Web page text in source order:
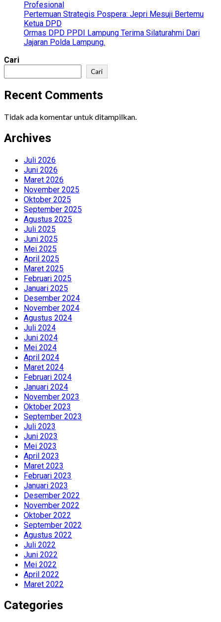
Sebagai
Pejabat
Muara
Enim
Profesional
Pertemuan Strategis Pospera: Jepri Mesuji Bertemu
Ketua DPD
Ormas DPD PPDI Lampung Terima Silaturahmi Dari
Jajaran Polda Lampung.
Cari
Cari
Recent Comments
Tidak ada komentar untuk ditampilkan.
Archives
Juli 2026
Juni 2026
Maret 2026
November 2025
Oktober 2025
September 2025
Agustus 2025
Juli 2025
Juni 2025
Mei 2025
April 2025
Maret 2025
Februari 2025
Januari 2025
Desember 2024
November 2024
Agustus 2024
Juli 2024
Juni 2024
Mei 2024
April 2024
Maret 2024
Februari 2024
Januari 2024
November 2023
Oktober 2023
September 2023
Juli 2023
Juni 2023
Mei 2023
April 2023
Maret 2023
Februari 2023
Januari 2023
Desember 2022
November 2022
Oktober 2022
September 2022
Agustus 2022
Juli 2022
Juni 2022
Mei 2022
April 2022
Maret 2022
Categories